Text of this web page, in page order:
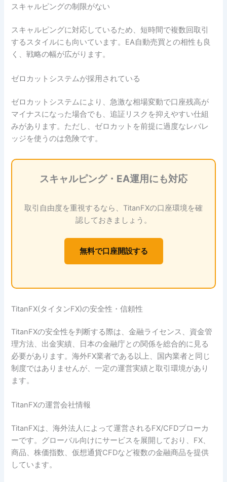
スキャルピングの制限がない
スキャルピングに対応しているため、短時間で複数回取引
するスタイルにも向いています。EA自動売買との相性も良
く、戦略の幅が広がります。
ゼロカットシステムが採用されている
ゼロカットシステムにより、急激な相場変動で口座残高が
マイナスになった場合でも、追証リスクを抑えやすい仕組
みがあります。ただし、ゼロカットを前提に過度なレバレ
ッジを使うのは危険です。
スキャルピング・EA運用にも対応
取引自由度を重視するなら、TitanFXの口座環境を確
認しておきましょう。
無料で口座開設する
TitanFX(タイタンFX)の安全性・信頼性
TitanFXの安全性を判断する際は、金融ライセンス、資金管
理方法、出金実績、日本の金融庁との関係を総合的に見る
必要があります。海外FX業者である以上、国内業者と同じ
制度ではありませんが、一定の運営実績と取引環境があり
ます。
TitanFXの運営会社情報
TitanFXは、海外法人によって運営されるFX/CFDブローカ
ーです。グローバル向けにサービスを展開しており、FX、
商品、株価指数、仮想通貨CFDなど複数の金融商品を提供
しています。